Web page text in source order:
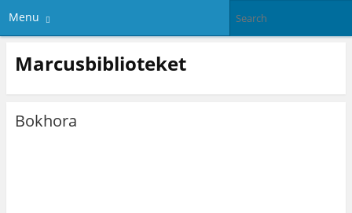
Menu
Marcusbiblioteket
Bokhora